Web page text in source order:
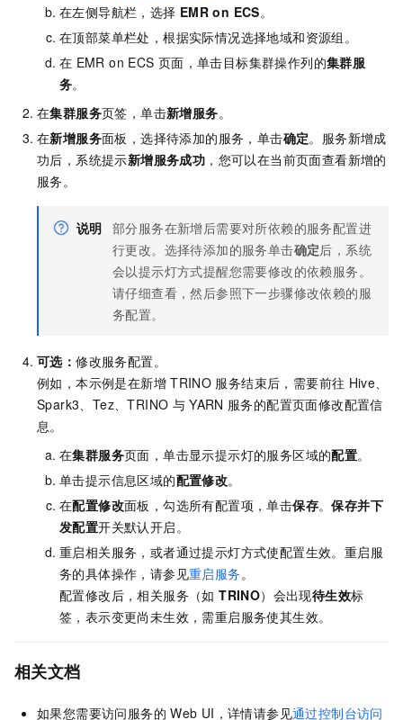
在左侧导航栏，选择 EMR on ECS。
在顶部菜单栏处，根据实际情况选择地域和资源组 。
在 EMR on ECS 页面，单击目标集群操作列的集群服
务。
在集群服务页签，单击新增服务。
在新增服务面板，选择待添加的服务，单击确定。服务新增成
功后，系统提示新增服务成功 ，您可以在当前页面查看新增的
服务。
说明 部分服务在新增后需要对所依赖的服务配置进
行更改。选择待添加的服务单击确定后，系统
会以提示灯方式提醒您需要修改的依赖服务。
请仔细查看，然后参照下一步骤修改依赖的服
务配置。
可选：修改服务配置。
例如，本示例是在新增 TRINO 服务结束后，需要前往 Hive、
Spark3、Tez、TRINO 与 YARN 服务的配置页面修改配置信
息。
在集群服务页面，单击显示提示灯的服务区域的配置。
单击提示信息区域的配置修改。
在配置修改面板，勾选所有配置项，单击保存。保存并下
发配置开关默认开启。
重启相关服务，或者通过提示灯方式使配置生效。重启服
务的具体操作，请参见重启服务 。
配置修改后，相关服务（如TRINO）会出现待生效标
签，表示变更尚未生效，需重启服务使其生效。
相关文档
如果您需要访问服务的 Web UI，详情请参见通过控制台访问